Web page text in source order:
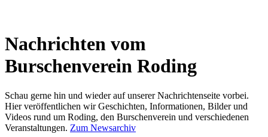
Nachrichten vom
Burschenverein Roding
Schau gerne hin und wieder auf unserer Nachrichtenseite vorbei.
Hier veröffentlichen wir Geschichten, Informationen, Bilder und
Videos rund um Roding, den Burschenverein und verschiedenen
Veranstaltungen. Zum Newsarchiv